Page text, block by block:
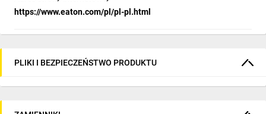
https://www.eaton.com/pl/pl-pl.html
PLIKI I BEZPIECZEŃSTWO PRODUKTU